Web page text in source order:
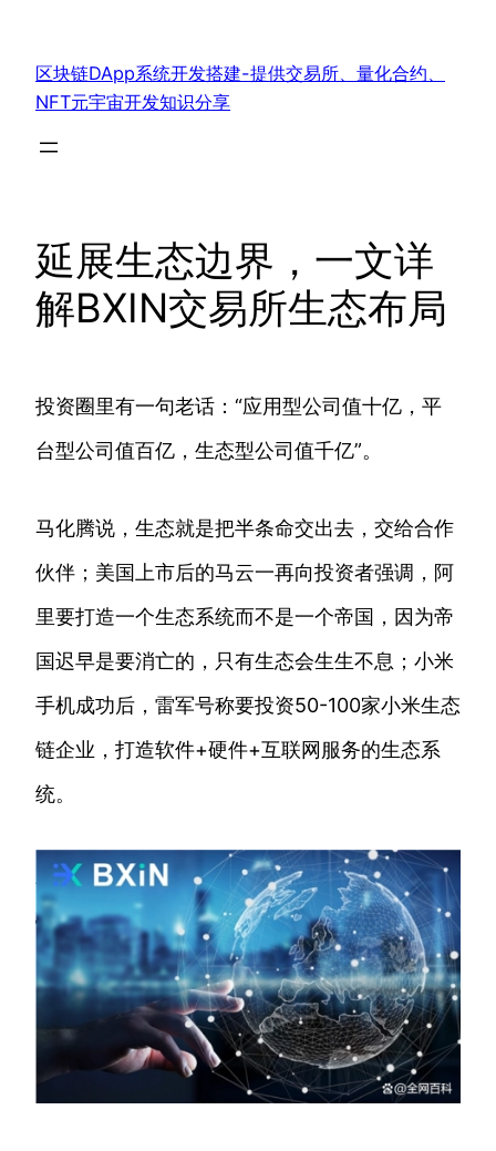
区块链DApp系统开发搭建-提供交易所、量化合约、
NFT元宇宙开发知识分享
延展生态边界，一文详
解BXIN交易所生态布局
投资圈里有一句老话：“应用型公司值十亿，平
台型公司值百亿，生态型公司值千亿”。
马化腾说，生态就是把半条命交出去，交给合作
伙伴；美国上市后的马云一再向投资者强调，阿
里要打造一个生态系统而不是一个帝国，因为帝
国迟早是要消亡的，只有生态会生生不息；小米
手机成功后，雷军号称要投资50-100家小米生态
链企业，打造软件+硬件+互联网服务的生态系
统。